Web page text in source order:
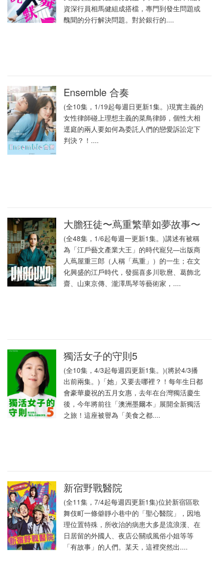
資深行員相馬健組成搭檔，專門到發生問題或
醜聞的分行解決問題。對於銀行的....
Ensemble 合奏
(全10集，1/19起每週日更新1集。)現實主義的
女性律師碰上理想主義的菜鳥律師，個性大相
逕庭的兩人要如何為委託人們的戀愛訴訟定下
判決？！....
大膽狂徒〜蔦重繁華如夢故事〜
(全48集，1/6起每週一更新1集。)講述有被稱
為「江戶藝文產業大王」的時代寵兒—出版商
人蔦屋重三郎（人稱「蔦重」）的一生；在文
化興盛的江戶時代，發掘喜多川歌麿、葛飾北
齋、山東京傳、瀧澤馬琴等藝術家，....
獨活女子的守則5
(全10集，4/3起每週四更新1集。)(將於4/3播
出前兩集。)「她」又要去哪裡？！每年生日都
會豪華慶祝的五月女惠，去年在台灣獨活慶生
後，今年將前往「澳洲墨爾本」展開全新獨活
之旅！這座被譽為「美食之都....
新宿野戰醫院
(全11集，7/4起每週四更新1集)位於新宿區歌
舞伎町一條僻靜小巷中的「聖心醫院」，因地
理位置特殊，所收治的病患大多是流浪漢、在
日居留的外國人、夜店公關或風俗小姐等等
「有故事」的人們。某天，這裡突然出....